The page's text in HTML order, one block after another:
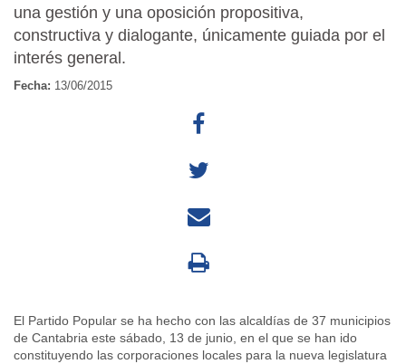
una gestión y una oposición propositiva,
constructiva y dialogante, únicamente guiada por el
interés general.
Fecha: 13/06/2015
El Partido Popular se ha hecho con las alcaldías de 37 municipios
de Cantabria este sábado, 13 de junio, en el que se han ido
constituyendo las corporaciones locales para la nueva legislatura